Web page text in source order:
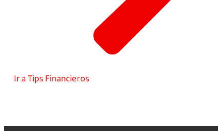
Ir a Tips Financieros